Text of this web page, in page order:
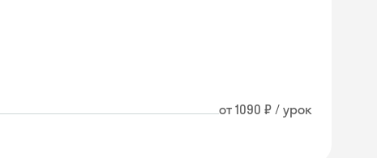
от 1090 ₽ / урок